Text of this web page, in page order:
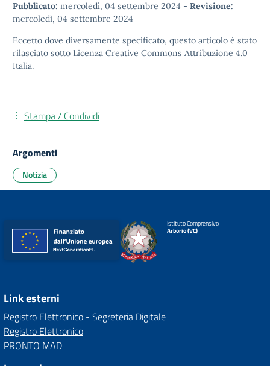
Pubblicato: mercoledì, 04 settembre 2024 - Revisione:
mercoledì, 04 settembre 2024
Eccetto dove diversamente specificato, questo articolo è stato
rilasciato sotto Licenza Creative Commons Attribuzione 4.0
Italia.
Stampa / Condividi
Argomenti
Notizia
Istituto Comprensivo
Arborio (VC)
Link esterni
Registro Elettronico - Segreteria Digitale
Registro Elettronico
PRONTO MAD